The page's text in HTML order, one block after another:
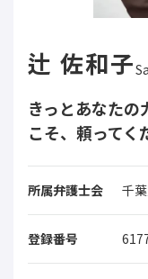
辻 佐和子
きっとあなたの
こそ、頼ってく
所属弁護士会 千
登録番号